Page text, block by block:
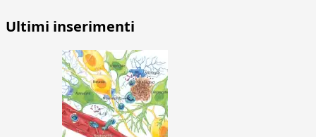
Ultimi inserimenti